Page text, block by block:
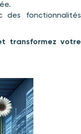
des fonctionnalités
transformez votre